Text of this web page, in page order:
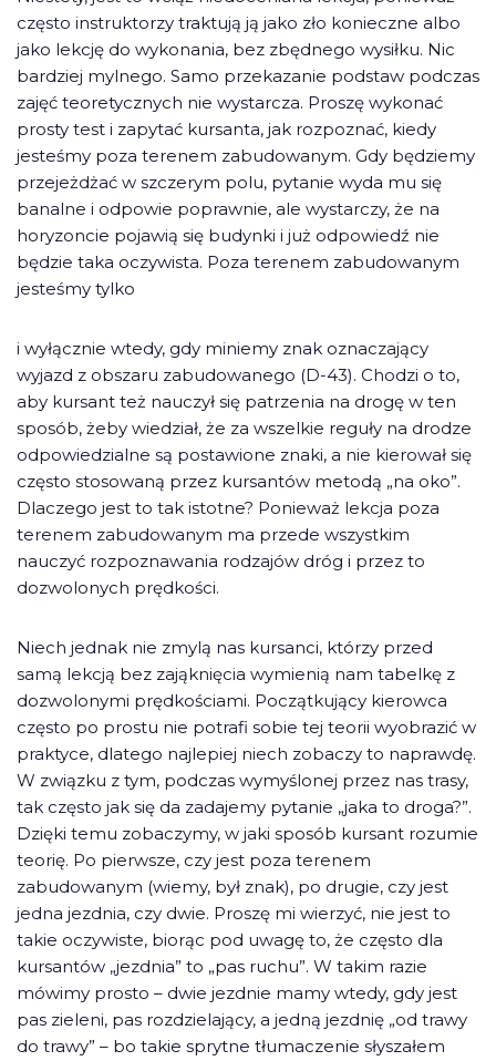
często instruktorzy traktują ją jako zło konieczne albo
jako lekcję do wykonania, bez zbędnego wysiłku. Nic
bardziej mylnego. Samo przekazanie podstaw podczas
zajęć teoretycznych nie wystarcza. Proszę wykonać
prosty test i zapytać kursanta, jak rozpoznać, kiedy
jesteśmy poza terenem zabudowanym. Gdy będziemy
przejeżdżać w szczerym polu, pytanie wyda mu się
banalne i odpowie poprawnie, ale wystarczy, że na
horyzoncie pojawią się budynki i już odpowiedź nie
będzie taka oczywista. Poza terenem zabudowanym
jesteśmy tylko
i wyłącznie wtedy, gdy miniemy znak oznaczający
wyjazd z obszaru zabudowanego (D-43). Chodzi o to,
aby kursant też nauczył się patrzenia na drogę w ten
sposób, żeby wiedział, że za wszelkie reguły na drodze
odpowiedzialne są postawione znaki, a nie kierował się
często stosowaną przez kursantów metodą „na oko”.
Dlaczego jest to tak istotne? Ponieważ lekcja poza
terenem zabudowanym ma przede wszystkim
nauczyć rozpoznawania rodzajów dróg i przez to
dozwolonych prędkości.
Niech jednak nie zmylą nas kursanci, którzy przed
samą lekcją bez zająknięcia wymienią nam tabelkę z
dozwolonymi prędkościami. Początkujący kierowca
często po prostu nie potrafi sobie tej teorii wyobrazić w
praktyce, dlatego najlepiej niech zobaczy to naprawdę.
W związku z tym, podczas wymyślonej przez nas trasy,
tak często jak się da zadajemy pytanie „jaka to droga?”.
Dzięki temu zobaczymy, w jaki sposób kursant rozumie
teorię. Po pierwsze, czy jest poza terenem
zabudowanym (wiemy, był znak), po drugie, czy jest
jedna jezdnia, czy dwie. Proszę mi wierzyć, nie jest to
takie oczywiste, biorąc pod uwagę to, że często dla
kursantów „jezdnia” to „pas ruchu”. W takim razie
mówimy prosto – dwie jezdnie mamy wtedy, gdy jest
pas zieleni, pas rozdzielający, a jedną jezdnię „od trawy
do trawy” – bo takie sprytne tłumaczenie słyszałem